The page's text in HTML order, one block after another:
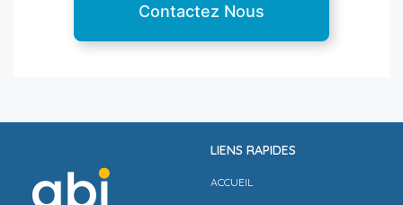
Contactez Nous
LIENS RAPIDES
ACCUEIL